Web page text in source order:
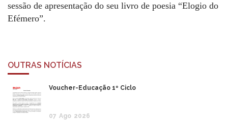
sessão de apresentação do seu livro de poesia “Elogio do
Efémero”.
OUTRAS NOTÍCIAS
Voucher-Educação 1º Ciclo
07 Ago 2026